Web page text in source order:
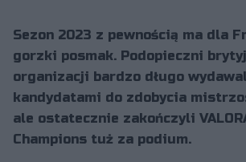
Sezon 2023 z pewnością ma dla
gorzki posmak. Podopieczni
organizacji bardzo długo
kandydatami do zdobycia
ale ostatecznie zakończyli
Champions tuż za podium.